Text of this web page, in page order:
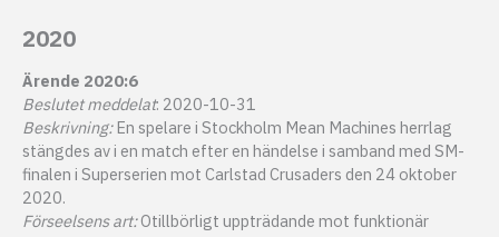
2020
Ärende 2020:6
Beslutet meddelat: 2020-10-31
Beskrivning:En spelare i Stockholm Mean Machines herrlag
stängdes av i en match efter en händelse i samband med SM-
finalen i Superserien mot Carlstad Crusaders den 24 oktober
2020.
Förseelsens art:Otillbörligt uppträdande mot funktionär